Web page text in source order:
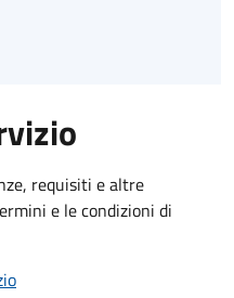
requisiti e altre
e le condizioni di